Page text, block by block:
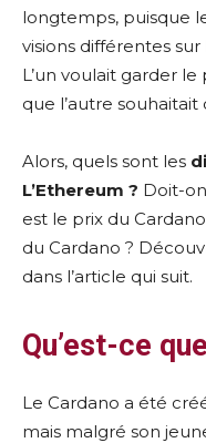
longtemps, puisque
visions différentes
L’un voulait garder
que l’autre
Alors, quels sont les
L’Ethereum ? Doit-
est le prix du
du Cardano ?
dans l’article qui suit.
Qu’est-ce
Le Cardano a été
mais malgré son